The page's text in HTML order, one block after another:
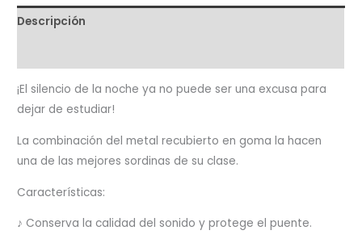
Descripción
¡El silencio de la noche ya no puede ser una excusa para
dejar de estudiar!
La combinación del metal recubierto en goma la hacen
una de las mejores sordinas de su clase.
Características:
♪ Conserva la calidad del sonido y protege el puente.